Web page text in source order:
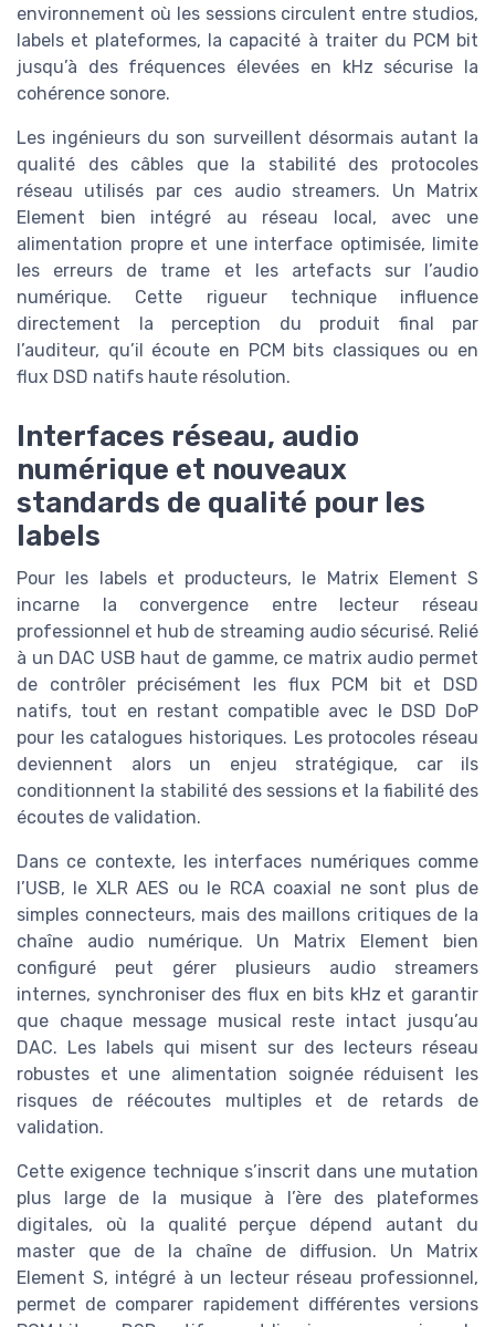
environnement où les sessions circulent entre studios,
labels et plateformes, la capacité à traiter du PCM bit
jusqu’à des fréquences élevées en kHz sécurise la
cohérence sonore.
Les ingénieurs du son surveillent désormais autant la
qualité des câbles que la stabilité des protocoles
réseau utilisés par ces audio streamers. Un Matrix
Element bien intégré au réseau local, avec une
alimentation propre et une interface optimisée, limite
les erreurs de trame et les artefacts sur l’audio
numérique. Cette rigueur technique influence
directement la perception du produit final par
l’auditeur, qu’il écoute en PCM bits classiques ou en
flux DSD natifs haute résolution.
Interfaces réseau, audio
numérique et nouveaux
standards de qualité pour les
labels
Pour les labels et producteurs, le Matrix Element S
incarne la convergence entre lecteur réseau
professionnel et hub de streaming audio sécurisé. Relié
à un DAC USB haut de gamme, ce matrix audio permet
de contrôler précisément les flux PCM bit et DSD
natifs, tout en restant compatible avec le DSD DoP
pour les catalogues historiques. Les protocoles réseau
deviennent alors un enjeu stratégique, car ils
conditionnent la stabilité des sessions et la fiabilité des
écoutes de validation.
Dans ce contexte, les interfaces numériques comme
l’USB, le XLR AES ou le RCA coaxial ne sont plus de
simples connecteurs, mais des maillons critiques de la
chaîne audio numérique. Un Matrix Element bien
configuré peut gérer plusieurs audio streamers
internes, synchroniser des flux en bits kHz et garantir
que chaque message musical reste intact jusqu’au
DAC. Les labels qui misent sur des lecteurs réseau
robustes et une alimentation soignée réduisent les
risques de réécoutes multiples et de retards de
validation.
Cette exigence technique s’inscrit dans une mutation
plus large de la musique à l’ère des plateformes
digitales, où la qualité perçue dépend autant du
master que de la chaîne de diffusion. Un Matrix
Element S, intégré à un lecteur réseau professionnel,
permet de comparer rapidement différentes versions